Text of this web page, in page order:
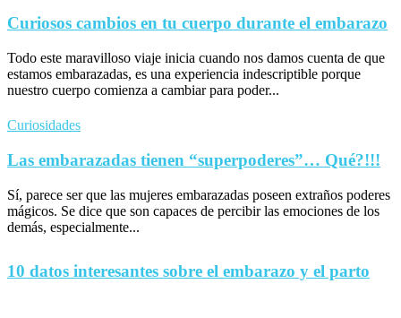
Curiosos cambios en tu cuerpo durante el embarazo
Todo este maravilloso viaje inicia cuando nos damos cuenta de que
estamos embarazadas, es una experiencia indescriptible porque
nuestro cuerpo comienza a cambiar para poder...
Curiosidades
Las embarazadas tienen “superpoderes”… Qué?!!!
Sí, parece ser que las mujeres embarazadas poseen extraños poderes
mágicos. Se dice que son capaces de percibir las emociones de los
demás, especialmente...
10 datos interesantes sobre el embarazo y el parto